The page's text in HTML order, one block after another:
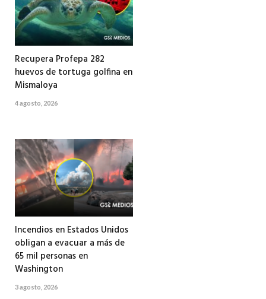
Recupera Profepa 282
huevos de tortuga golfina en
Mismaloya
4 agosto, 2026
Incendios en Estados Unidos
obligan a evacuar a más de
65 mil personas en
Washington
3 agosto, 2026